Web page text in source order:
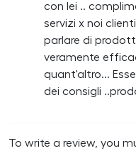
con lei ..
servizi x noi
parlare di
veramente
quant'altro...
dei consigli
To write a review, you